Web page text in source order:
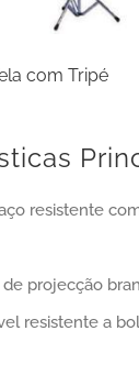
Tripé
resistente
projecção
resistente a